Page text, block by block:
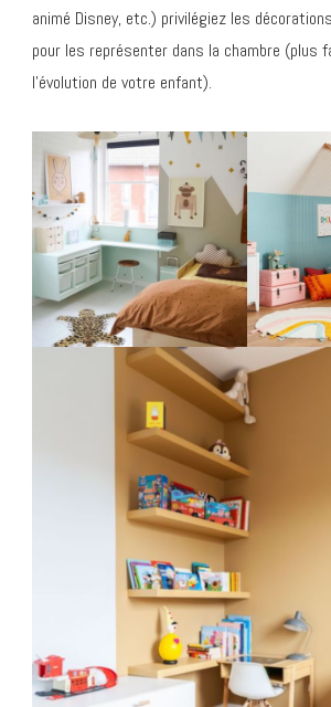
animé Disney, etc.) privilégiez les
pour les représenter dans la chambre (plus
l’évolution de votre enfant).